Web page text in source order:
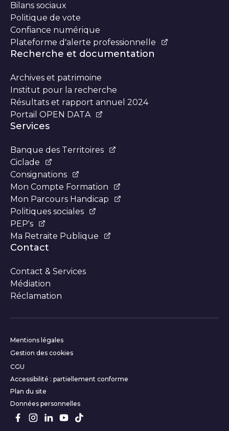
Bilans sociaux
Politique de vote
Confiance numérique
Plateforme d’alerte professionnelle
Recherche et documentation
Archives et patrimoine
Institut pour la recherche
Résultats et rapport annuel 2024
Portail OPEN DATA
Services
Banque des Territoires
Ciclade
Consignations
Mon Compte Formation
Mon Parcours Handicap
Politiques sociales
PEP's
Ma Retraite Publique
Contact
Contact & Services
Médiation
Réclamation
Informations
Mentions légales
Gestion des cookies
CGU
Accessibilité : partiellement conforme
Plan du site
Données personnelles
Suivez-nous sur les réseaux
Facebook
Instagram
LinkedIn
Youtube
TikTok